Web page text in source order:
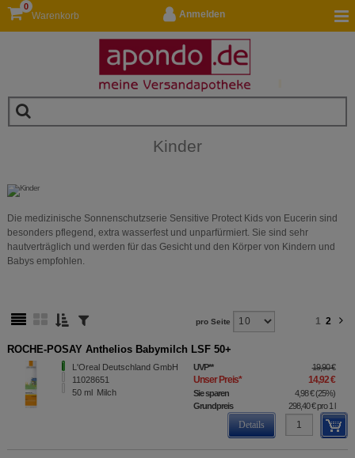
Anmelden
Warenkorb
0
Kinder
Die medizinische Sonnenschutzserie Sensitive Protect Kids von Eucerin sind
besonders pflegend, extra wasserfest und unparfürmiert. Sie sind sehr
hautverträglich und werden für das Gesicht und den Körper von Kindern und
Babys empfohlen.
pro Seite 1 2
ROCHE-POSAY Anthelios Babymilch LSF 50+
L'Oreal Deutschland GmbH
11028651
50 ml Milch
UVP** 19,90 €
Unser Preis* 14,92 €
Sie sparen 4,98 € (25%)
Grundpreis
298,40 €pro 1 l
Details